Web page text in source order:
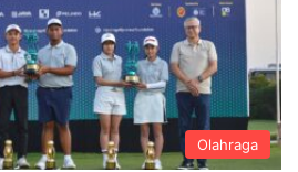
Olahraga